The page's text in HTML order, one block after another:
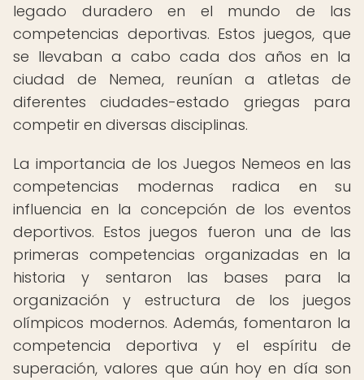
legado duradero en el mundo de las
competencias deportivas. Estos juegos, que
se llevaban a cabo cada dos años en la
ciudad de Nemea, reunían a atletas de
diferentes ciudades-estado griegas para
competir en diversas disciplinas.
La importancia de los Juegos Nemeos en las
competencias modernas radica en su
influencia en la concepción de los eventos
deportivos. Estos juegos fueron una de las
primeras competencias organizadas en la
historia y sentaron las bases para la
organización y estructura de los juegos
olímpicos modernos. Además, fomentaron la
competencia deportiva y el espíritu de
superación, valores que aún hoy en día son